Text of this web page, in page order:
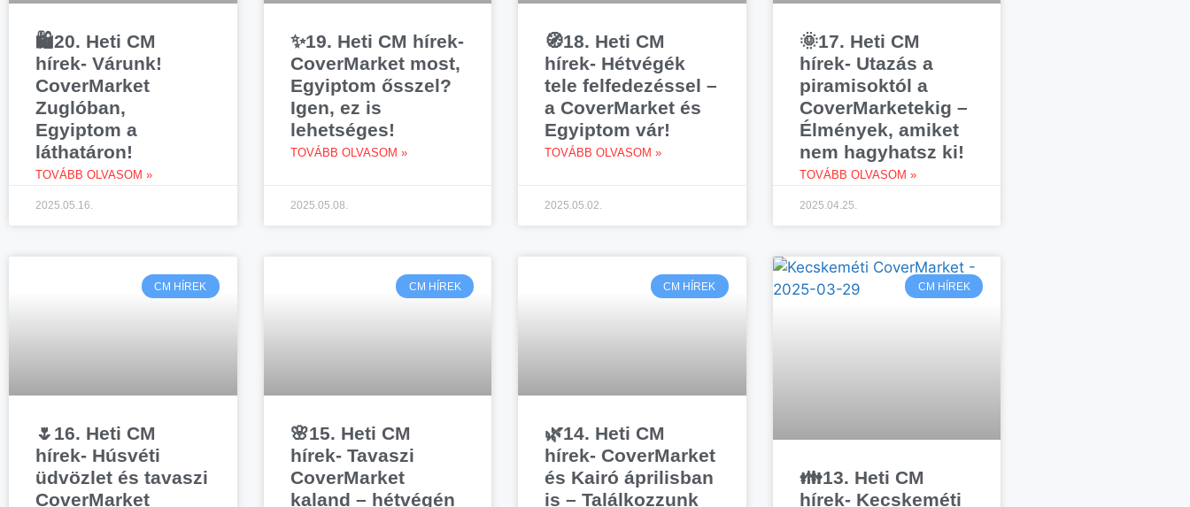
🛍️20. Heti CM
hírek- Várunk!
CoverMarket
Zuglóban,
Egyiptom a
láthatáron!
TOVÁBB OLVASOM »
2025.05.16.
✨19. Heti CM hírek-
CoverMarket most,
Egyiptom ősszel?
Igen, ez is
lehetséges!
TOVÁBB OLVASOM »
2025.05.08.
🧭18. Heti CM
hírek- Hétvégék
tele felfedezéssel –
a CoverMarket és
Egyiptom vár!
TOVÁBB OLVASOM »
2025.05.02.
🌞17. Heti CM
hírek- Utazás a
piramisoktól a
CoverMarketekig –
Élmények, amiket
nem hagyhatsz ki!
TOVÁBB OLVASOM »
2025.04.25.
CM HÍREK
🌷16. Heti CM
hírek- Húsvéti
üdvözlet és tavaszi
CoverMarket
CM HÍREK
🌸15. Heti CM
hírek- Tavaszi
CoverMarket
kaland – hétvégén
CM HÍREK
🌿14. Heti CM
hírek- CoverMarket
és Kairó áprilisban
is – Találkozzunk
CM HÍREK
👪13. Heti CM
hírek- Kecskeméti